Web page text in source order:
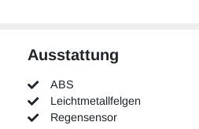
Ausstattung
ABS
Leichtmetallfelgen
Regensensor